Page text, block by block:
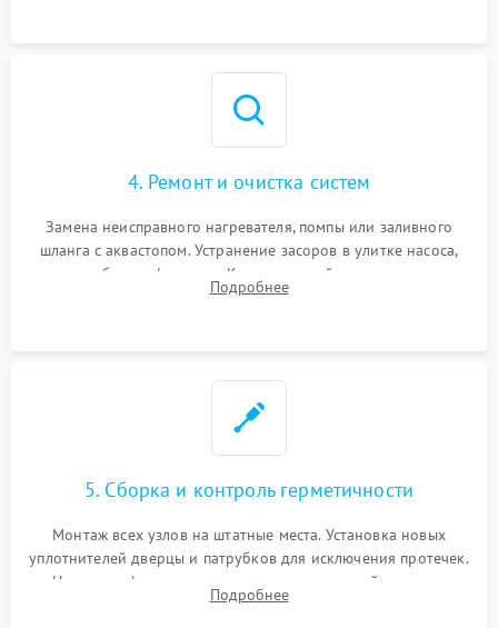
4. Ремонт и очистка систем
Замена неисправного нагревателя, помпы или заливного
шланга с аквастопом. Устранение засоров в улитке насоса,
патрубках и фильтрах. Компонентный ремонт платы
управления, восстановление поврежденной проводки.
Подробнее
5. Сборка и контроль герметичности
Монтаж всех узлов на штатные места. Установка новых
уплотнителей дверцы и патрубков для исключения протечек.
Надежная фиксация хомутов гидравлической системы,
сборка корпуса и установка датчика поплавка.
Подробнее